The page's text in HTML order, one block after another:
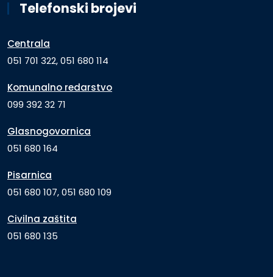
Telefonski brojevi
Centrala
051 701 322, 051 680 114
Komunalno redarstvo
099 392 32 71
Glasnogovornica
051 680 164
Pisarnica
051 680 107, 051 680 109
Civilna zaštita
051 680 135